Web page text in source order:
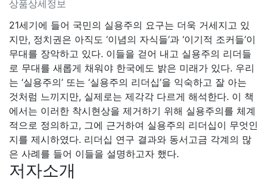
상품상세정보
21세기에 들어 국민의 실용주의 요구는 더욱 거세지고 있
지만, 정치권은 아직도 ‘이념의 자식들’과 ‘이기적 조커들’이
무대를 장악하고 있다. 이들을 걷어 내고 실용주의 리더들
로 무대를 새롭게 채워야 한국에도 밝은 미래가 있다. 우리
는 ‘실용주의’ 또는 ‘실용주의 리더십’을 익숙하고 잘 아는
것처럼 느끼지만, 실제로는 제각각 다르게 해석한다. 이 책
에서는 이러한 착시현상을 제거하기 위해 실용주의를 체계
적으로 정의하고, 그에 근거하여 실용주의 리더십이 무엇인
지를 제시하였다. 리더십 연구 결과와 동서고금 각계의 많
은 사례를 들어 이들을 설명하고자 했다.
저자소개